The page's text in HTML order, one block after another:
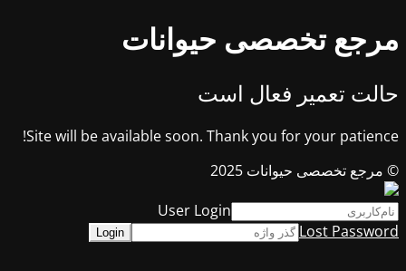
مرجع تخصصی حیوانات
حالت تعمیر فعال است
Site will be available soon. Thank you for your patience!
© مرجع تخصصی حیوانات 2025
User Login
Lost Password